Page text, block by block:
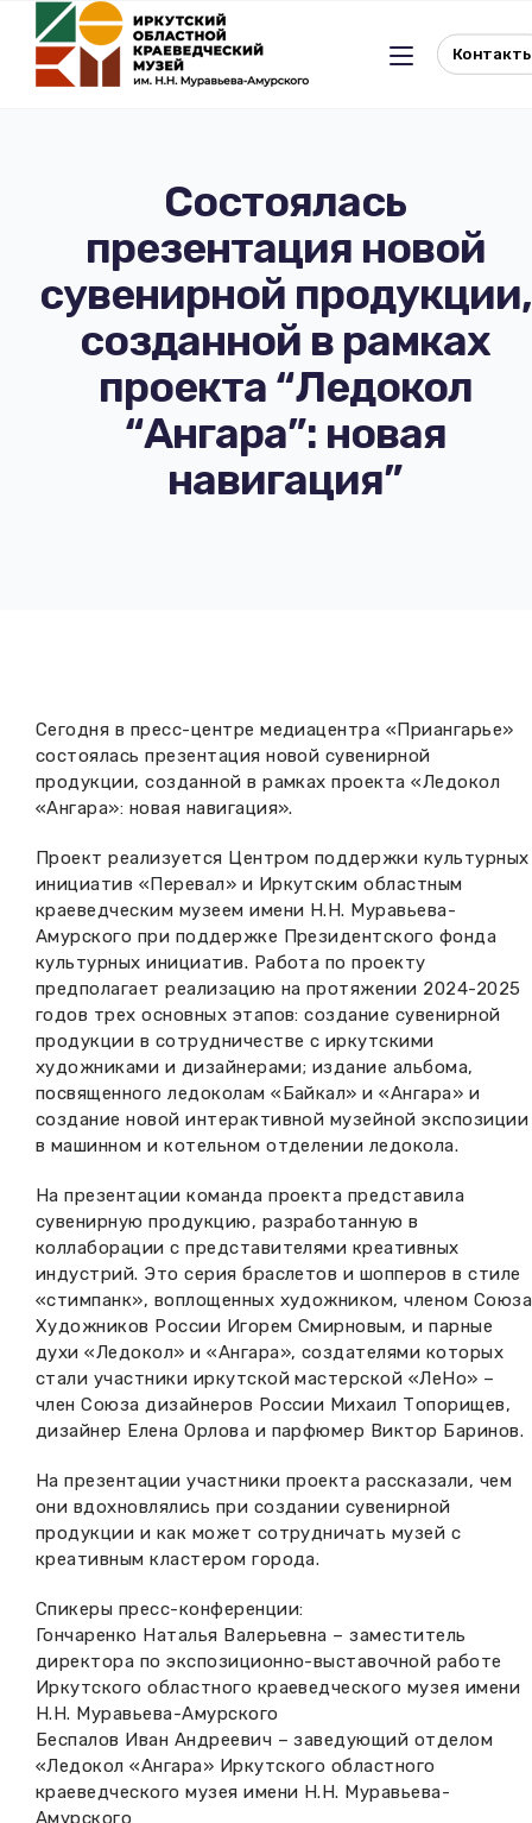
Льготное посещение музея
История музея
Реквизиты музея
Документы
Виртуальный музей
Научные издания
Новости
Прейскурант
Фонды и коллекции
Партнеры
Отдел истории
Отдел природы
Музейная студия
Окно в Азию
Научно-фондовый отдел
Мемориальный дом А.М. Тюрюмина
Отчетность
Профессиональные мероприятия
Состоялась
презентация новой
сувенирной продукции,
созданной в рамках
проекта “Ледокол
“Ангара”: новая
навигация”
Сегодня в пресс-центре медиацентра «Приангарье»
состоялась презентация новой сувенирной
продукции, созданной в рамках проекта «Ледокол
«Ангара»: новая навигация».
Проект реализуется Центром поддержки культурных
инициатив «Перевал» и Иркутским областным
краеведческим музеем имени Н.Н. Муравьева-
Амурского при поддержке Президентского фонда
культурных инициатив. Работа по проекту
предполагает реализацию на протяжении 2024-2025
годов трех основных этапов: создание сувенирной
продукции в сотрудничестве с иркутскими
художниками и дизайнерами; издание альбома,
посвященного ледоколам «Байкал» и «Ангара» и
создание новой интерактивной музейной экспозиции
в машинном и котельном отделении ледокола.
На презентации команда проекта представила
сувенирную продукцию, разработанную в
коллаборации с представителями креативных
индустрий. Это серия браслетов и шопперов в стиле
«стимпанк», воплощенных художником, членом Союза
Художников России Игорем Смирновым, и парные
духи «Ледокол» и «Ангара», создателями которых
стали участники иркутской мастерской «ЛеНо» –
член Союза дизайнеров России Михаил Топорищев,
дизайнер Елена Орлова и парфюмер Виктор Баринов.
На презентации участники проекта рассказали, чем
они вдохновлялись при создании сувенирной
продукции и как может сотрудничать музей с
креативным кластером города.
Спикеры пресс-конференции:
Гончаренко Наталья Валерьевна – заместитель
директора по экспозиционно-выставочной работе
Иркутского областного краеведческого музея имени
Н.Н. Муравьева-Амурского
Беспалов Иван Андреевич – заведующий отделом
«Ледокол «Ангара» Иркутского областного
краеведческого музея имени Н.Н. Муравьева-
Амурского